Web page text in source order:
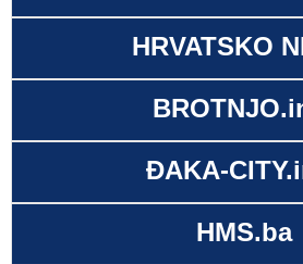
HRVATSKO
ĐAKA-
HMS.ba